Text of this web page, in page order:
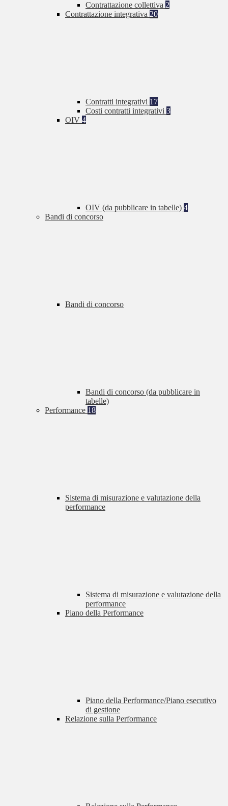
Contrattazione collettiva 2
Contrattazione integrativa 20
Contratti integrativi 17
Costi contratti integrativi 3
OIV 4
OIV (da pubblicare in tabelle) 4
Bandi di concorso
Bandi di concorso
Bandi di concorso (da pubblicare in
tabelle)
Performance 18
Sistema di misurazione e valutazione della
performance
Sistema di misurazione e valutazione della
performance
Piano della Performance
Piano della Performance/Piano esecutivo
di gestione
Relazione sulla Performance